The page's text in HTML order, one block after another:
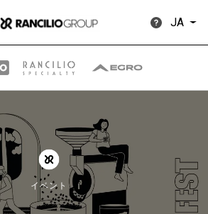
JA
イベント
ニュ
ース
ダウン
ロード
と見
る